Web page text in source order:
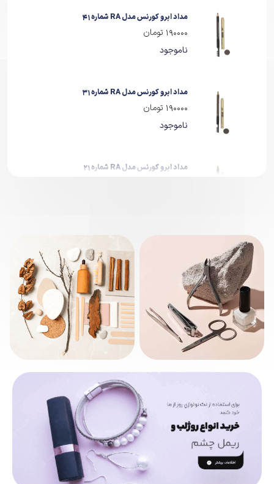
مداد ابرو کورنس مدل RA شماره 41
190000 تومان
ناموجود
مداد ابرو کورنس مدل RA شماره 31
190000 تومان
ناموجود
مداد ابرو کورنس مدل RA شماره 21
ریمل اسنس مشکی
650000 تومان